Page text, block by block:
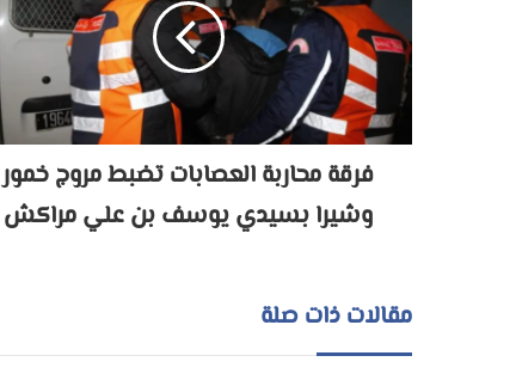
فرقة محاربة العصابات تضبط مروج خمور
وشيرا بسيدي يوسف بن علي مراكش
مقالات ذات صلة